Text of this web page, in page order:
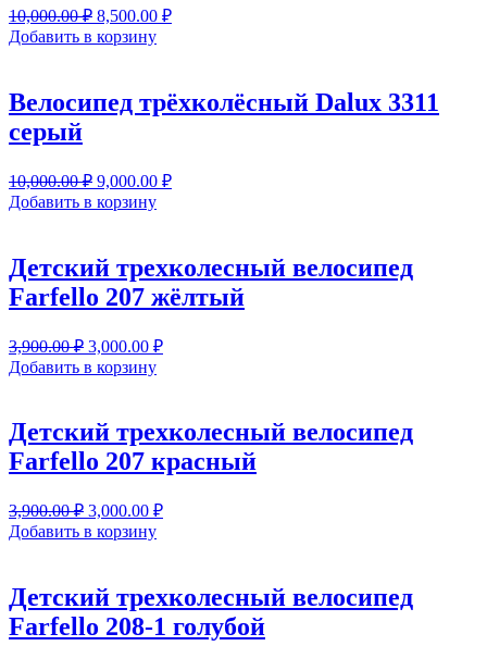
10,000.00₽ Первоначальная
цена
составляла
8,500.00 ₽Текущая
Добавить в корзину
Велосипед трёхколёсный Dalux 3311
серый
10,000.00₽ Первоначальная
цена
составляла
9,000.00 ₽Текущая
Добавить в корзину
Детский трехколесный велосипед
Farfello 207 жёлтый
3,900.00₽ Первоначальная
цена
составляла
3,000.00 ₽Текущая
Добавить в корзину
Детский трехколесный велосипед
Farfello 207 красный
3,900.00₽ Первоначальная
цена
составляла
3,000.00 ₽Текущая
Добавить в корзину
Детский трехколесный велосипед
Farfello 208-1 голубой